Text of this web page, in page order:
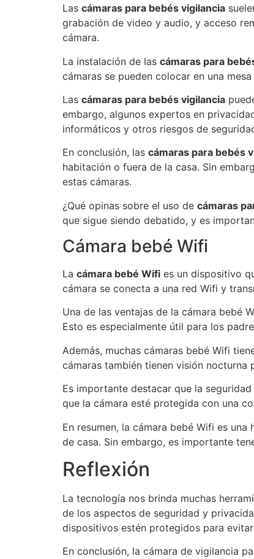
Las cámaras para bebés vigilancia
grabación de video y audio, y acceso
cámara.
La instalación de las cámaras para
cámaras se pueden colocar en una
Las cámaras para bebés vigilancia
embargo, algunos expertos en
informáticos y otros riesgos de
En conclusión, las cámaras para bebés
habitación o fuera de la casa. Sin
estas cámaras.
¿Qué opinas sobre el uso de cámaras
que sigue siendo debatido, y es
Cámara bebé Wifi
La cámara bebé Wifi es un dispositivo
cámara se conecta a una red Wifi y
Una de las ventajas de la cámara bebé
Esto es especialmente útil para los
Además, muchas cámaras bebé Wifi
cámaras también tienen visión
Es importante destacar que la
que la cámara esté protegida con una
En resumen, la cámara bebé Wifi es
de casa. Sin embargo, es importante
Reflexión
La tecnología nos brinda muchas
de los aspectos de seguridad y
dispositivos estén protegidos para
En conclusión, la cámara de vigilancia